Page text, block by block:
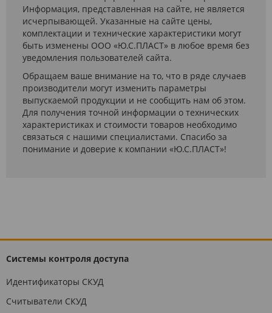
Информация, представленная на сайте, не является
исчерпывающей. Указанные на сайте цены,
комплектации и технические характеристики могут
быть изменены ООО «Ю.С.ПЛАСТ» в любое время без
уведомления пользователей сайта.
Обращаем ваше внимание на то, что в ряде случаев
производители могут изменить параметры
выпускаемой продукции и не сообщить нам об этом.
Для получения точной информации о технических
характеристиках и стоимости товаров необходимо
связаться с нашими специалистами. Спасибо за
понимание и доверие к компании «Ю.С.ПЛАСТ»!
Системы контроля доступа
Идентификаторы СКУД
Считыватели СКУД